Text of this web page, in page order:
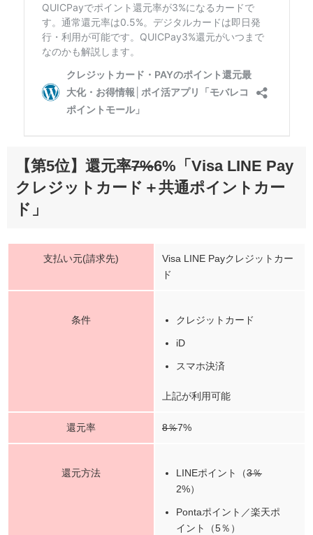
【第5位】還元率7%6%「Visa LINE Pay
クレジットカード＋共通ポイントカー
ド」
支払い元(請求先)
Visa LINE Payクレジットカー
ド
条件 クレジットカード
iD
スマホ決済
上記が利用可能
還元率 8％7%
還元方法 LINEポイント（3％
2%）
Pontaポイント／楽天ポ
イント（5％）